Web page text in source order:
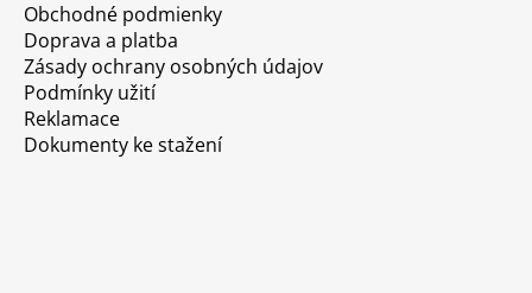
Obchodné podmienky
Doprava a platba
Zásady ochrany osobných údajov
Podmínky užití
Reklamace
Dokumenty ke stažení